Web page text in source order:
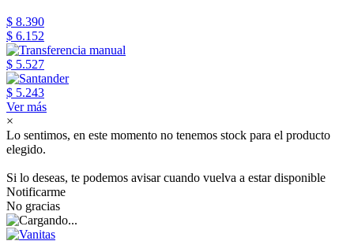
$ 8.390
$ 6.152
$ 5.527
$ 5.243
Ver más
×
Lo sentimos, en este momento no tenemos stock para el producto
elegido.
Si lo deseas, te podemos avisar cuando vuelva a estar disponible
Notificarme
No gracias